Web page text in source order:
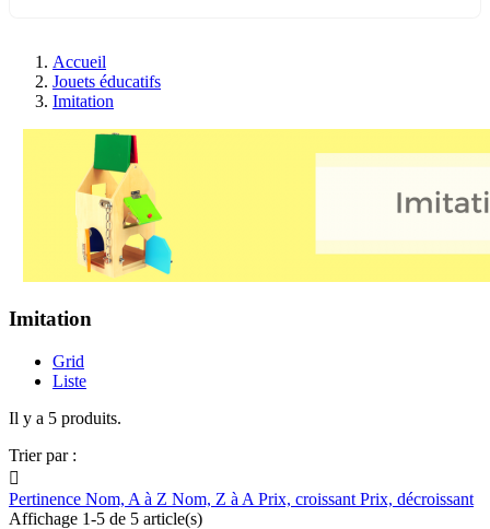
Accueil
Jouets éducatifs
Imitation
Imitation
Grid
Liste
Il y a 5 produits.
Trier par :

Pertinence Nom, A à Z Nom, Z à A Prix, croissant Prix, décroissant
Affichage 1-5 de 5 article(s)